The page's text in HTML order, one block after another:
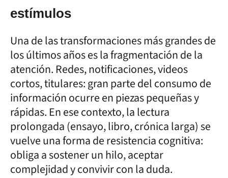
estímulos
Una de las transformaciones más grandes de
los últimos años es la fragmentación de la
atención. Redes, notificaciones, videos
cortos, titulares: gran parte del consumo de
información ocurre en piezas pequeñas y
rápidas. En ese contexto, la lectura
prolongada (ensayo, libro, crónica larga) se
vuelve una forma de resistencia cognitiva:
obliga a sostener un hilo, aceptar
complejidad y convivir con la duda.